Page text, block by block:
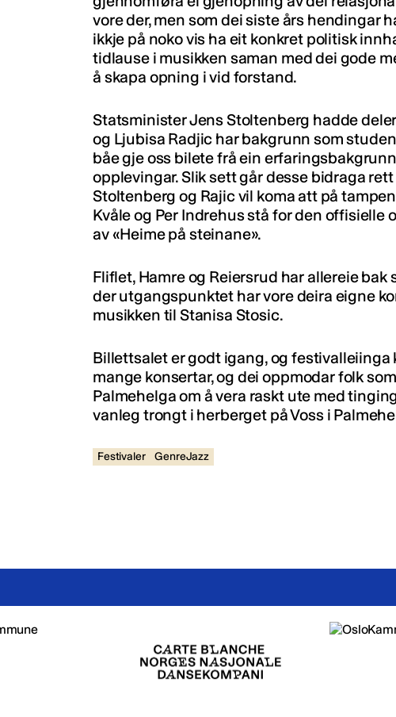
vore der, men som dei siste års hendingar
ikkje på noko vis ha eit konkret politisk
tidlause i musikken saman med dei gode
å skapa opning i vid forstand.
Statsminister Jens Stoltenberg hadde
og Ljubisa Radjic har bakgrunn som
båe gje oss bilete frå ein
opplevingar. Slik sett går desse bidraga
Stoltenberg og Rajic vil koma att på
Kvåle og Per Indrehus stå for den offisielle
av «Heime på steinane».
Fliflet, Hamre og Reiersrud har allereie
der utgangspunktet har vore deira eigne
musikken til Stanisa Stosic.
Billettsalet er godt igang, og festivalleiinga
mange konsertar, og dei oppmodar folk
Palmehelga om å vera raskt ute med
vanleg trongt i herberget på Voss i
Festivaler GenreJazz